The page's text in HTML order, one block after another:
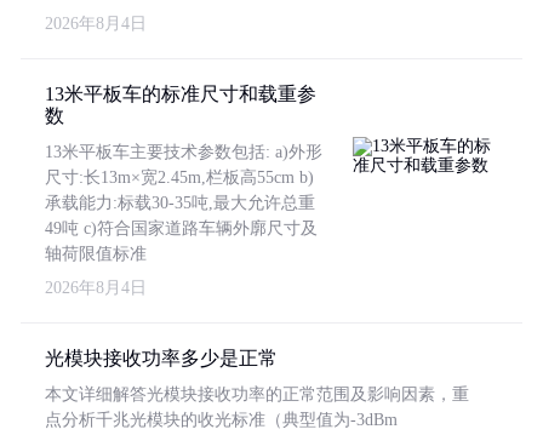
2026年8月4日
13米平板车的标准尺寸和载重参
数
13米平板车主要技术参数包括: a)外形
尺寸:长13m×宽2.45m,栏板高55cm b)
承载能力:标载30-35吨,最大允许总重
49吨 c)符合国家道路车辆外廓尺寸及
轴荷限值标准
2026年8月4日
光模块接收功率多少是正常
本文详细解答光模块接收功率的正常范围及影响因素，重
点分析千兆光模块的收光标准（典型值为-3dBm